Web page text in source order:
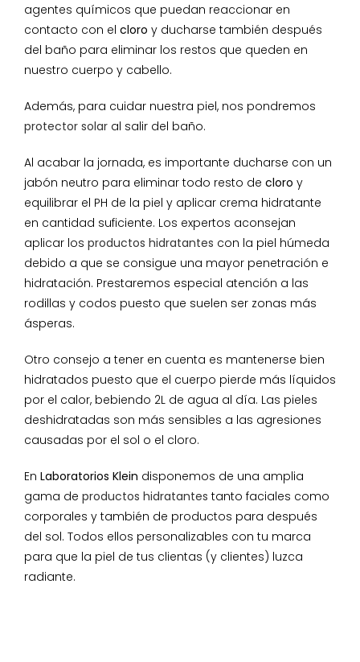
agentes químicos que puedan reaccionar en
contacto con el cloro y ducharse también después
del baño para eliminar los restos que queden en
nuestro cuerpo y cabello.
Además, para cuidar nuestra piel, nos pondremos
protector solar al salir del baño.
Al acabar la jornada, es importante ducharse con un
jabón neutro para eliminar todo resto de cloro y
equilibrar el PH de la piel y aplicar crema hidratante
en cantidad suficiente. Los expertos aconsejan
aplicar los productos hidratantes con la piel húmeda
debido a que se consigue una mayor penetración e
hidratación. Prestaremos especial atención a las
rodillas y codos puesto que suelen ser zonas más
ásperas.
Otro consejo a tener en cuenta es mantenerse bien
hidratados puesto que el cuerpo pierde más líquidos
por el calor, bebiendo 2L de agua al día. Las pieles
deshidratadas son más sensibles a las agresiones
causadas por el sol o el cloro.
En Laboratorios Klein disponemos de una amplia
gama de productos hidratantes tanto faciales como
corporales y también de productos para después
del sol. Todos ellos personalizables con tu marca
para que la piel de tus clientas (y clientes) luzca
radiante.